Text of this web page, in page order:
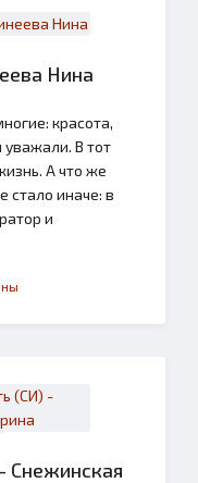
Нина
красота,
уважали. В тот
А что же
стало иначе: в
и
Снежинская